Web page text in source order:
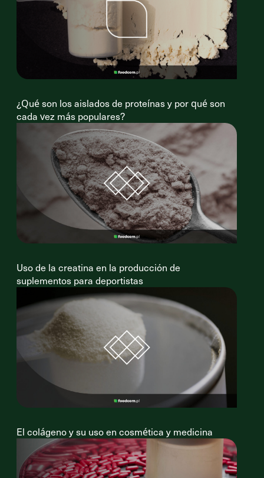
¿Qué son los aislados de proteínas y por qué son
cada vez más populares?
Uso de la creatina en la producción de
suplementos para deportistas
El colágeno y su uso en cosmética y medicina